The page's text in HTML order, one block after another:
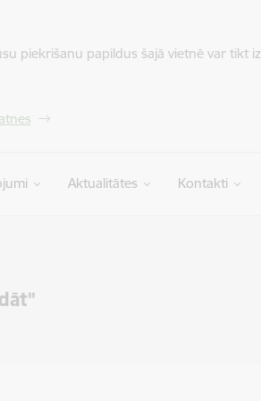
piekrišanu papildus šajā vietnē var tikt
Aktualitātes Kontakti